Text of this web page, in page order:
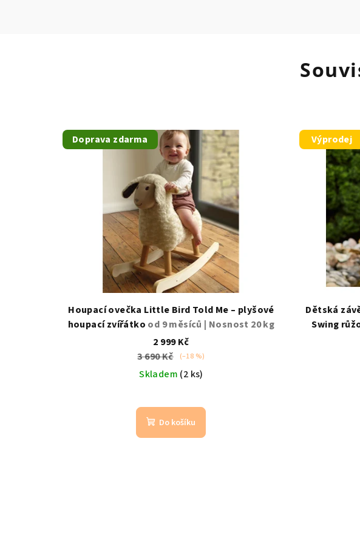
Doprava zdarma
Houpací ovečka Little Bird Told Me – plyšové
houpací zvířátko od 9 měsíců | Nosnost 20 kg
2 999 Kč
3 690 Kč
(–18 %)
Skladem (2 ks)
Do košíku
Výprodej
Dětská
Swing